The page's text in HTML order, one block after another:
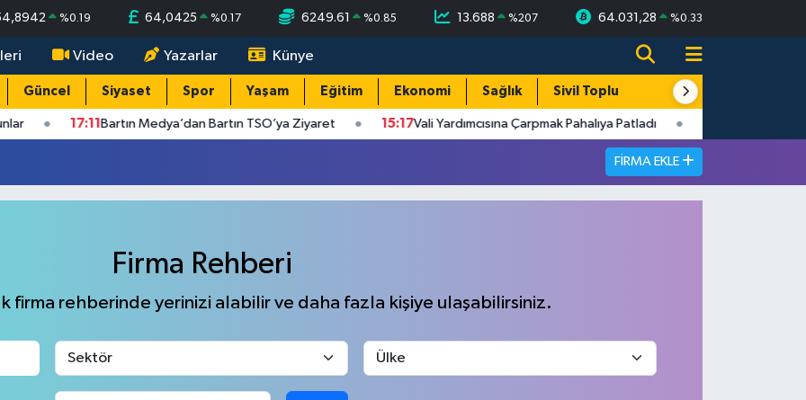
%0.19 64,0425 %0.17 6249.61 %0.85 13.688 %207 64.031,28 %0.33
Video Yazarlar Künye
Güncel Siyaset Spor Yaşam Eğitim Ekonomi Sağlık Sivil Toplum Turizm
17:11Bartın Medya’dan Bartın TSO’ya Ziyaret 15:17Vali Yardımcısına Çarpmak Pahalıya Patladı
FIRMA EKLE
Firma Rehberi
firma rehberinde yerinizi alabilir ve daha fazla kişiye ulaşabilirsiniz.